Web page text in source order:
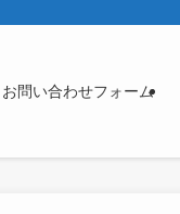
お問い合わせフォーム